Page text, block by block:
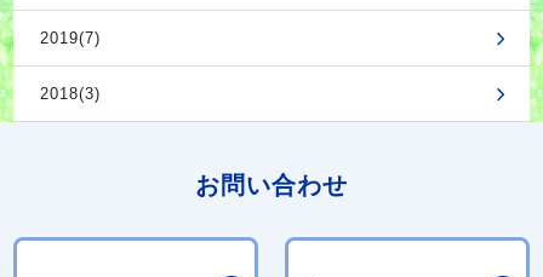
2019(7)
2018(3)
お問い合わせ